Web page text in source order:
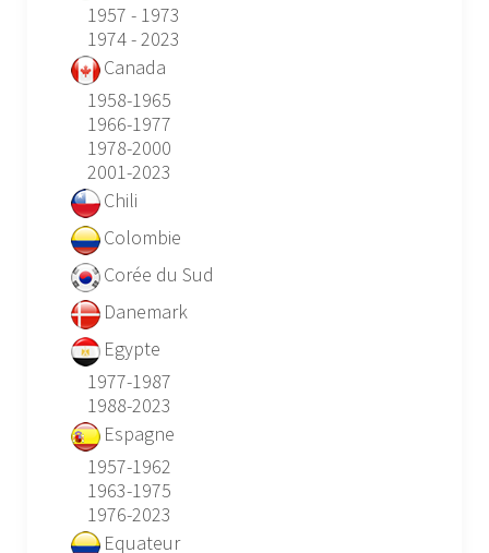
1957 - 1973
1974 - 2023
Canada
1958-1965
1966-1977
1978-2000
2001-2023
Chili
Colombie
Corée du Sud
Danemark
Egypte
1977-1987
1988-2023
Espagne
1957-1962
1963-1975
1976-2023
Equateur